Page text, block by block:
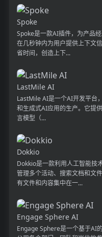
Spoke
Spoke是一款AI插件，为产品
在几秒钟内为用户提供上下文
省时间，创造上下...
LastMile AI
LastMile AI是一个AI开发平台
和生成式AI应用的生产。它提
言模型（...
Dokkio
Dokkio是一款利用人工智能技
管理多个活动、搜索文档和文
有文件和内容集中在一...
Engage Sphere AI
Engage Sphere是一个基于AI